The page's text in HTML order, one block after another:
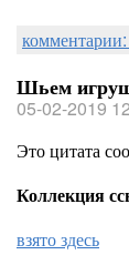
Шьем
05-02-2019
Это цитата
Коллекция
взято здесь